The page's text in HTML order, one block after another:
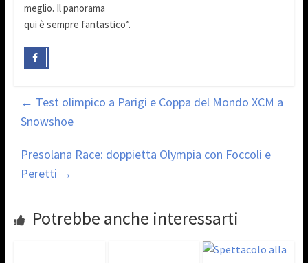
meglio. Il panorama
qui è sempre fantastico”.
← Test olimpico a Parigi e Coppa del Mondo XCM a
Snowshoe
Presolana Race: doppietta Olympia con Foccoli e
Peretti →
Potrebbe anche interessarti